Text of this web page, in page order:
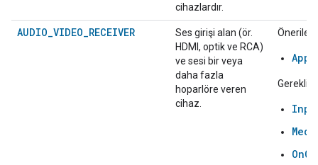
cihazlardır.
AUDIO_VIDEO_RECEIVER
Ses girişi alan (ör.
HDMI, optik ve RCA)
ve sesi bir veya
daha fazla
hoparlöre veren
cihaz.
Önerilen:
Gerekli: